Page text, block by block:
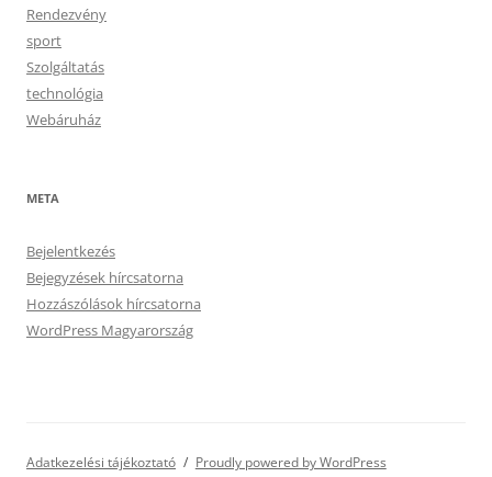
Rendezvény
sport
Szolgáltatás
technológia
Webáruház
META
Bejelentkezés
Bejegyzések hírcsatorna
Hozzászólások hírcsatorna
WordPress Magyarország
Adatkezelési tájékoztató Proudly powered by WordPress